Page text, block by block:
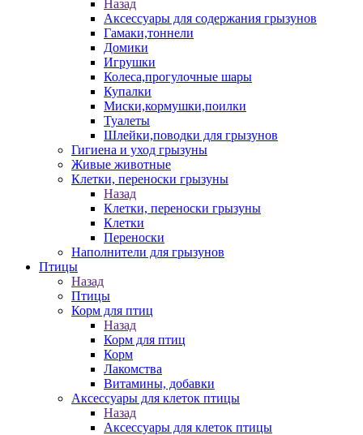
Назад
Аксессуары для содержания грызунов
Гамаки,тоннели
Домики
Игрушки
Колеса,прогулочные шары
Купалки
Миски,кормушки,поилки
Туалеты
Шлейки,поводки для грызунов
Гигиена и уход грызуны
Живые животные
Клетки, переноски грызуны
Назад
Клетки, переноски грызуны
Клетки
Переноски
Наполнители для грызунов
Птицы
Назад
Птицы
Корм для птиц
Назад
Корм для птиц
Корм
Лакомства
Витамины, добавки
Аксессуары для клеток птицы
Назад
Аксессуары для клеток птицы